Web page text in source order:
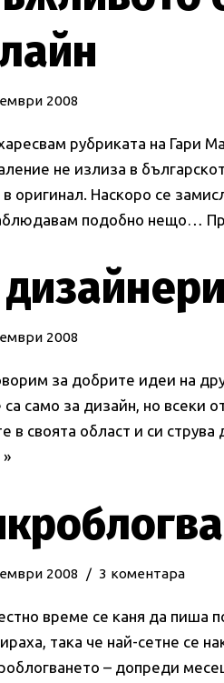
2008
рубриката на Гари
не излиза в
оригинал. Наскоро се
подобно нещо…
2008
за добрите идеи на
са само за дизайн, но всеки
в своята област и си
2008 3 коментара
време се каня да пиша
така че най-сетне се
– допреди